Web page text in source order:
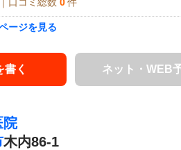
ージを見る
書く ネット・WEB
院
木内86-1